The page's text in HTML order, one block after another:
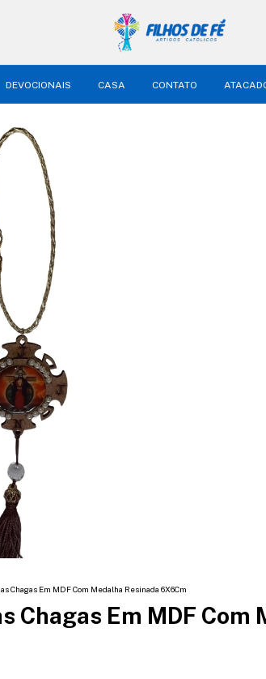
DEVOCIONAIS CASA CONTATO
Chagas Em MDF Com Medalha Resinada 6X6Cm
Chagas Em MDF Com